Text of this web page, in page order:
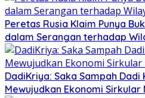
Peretas Rusia Klaim Punya
dalam Serangan terhadap
DadiKriya: Saka Sampah
Mewujudkan Ekonomi